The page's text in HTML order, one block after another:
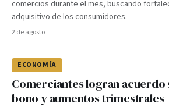
comercios durante el mes, buscando
adquisitivo de los consumidores.
2 de agosto
ECONOMÍA
Comerciantes logran acuerdo
bono y aumentos trimestrales